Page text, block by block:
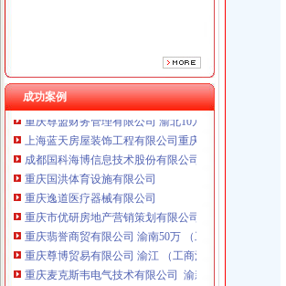
成功案例
重庆晒微科技有限公司 渝南3万 （工商注册）
重庆金品科技有限公司 渝南100万 （进出口权）
重庆尊盟财务管理有限公司 渝北10万 （工商注册）
上海蓝天房屋装饰工程有限公司重庆分公司 渝北 （工
成都国科海博信息技术股份有限公司重庆分公司 渝江
重庆国洪体育设施有限公司
重庆逸道医疗器械有限公司
重庆市优研房地产营销策划有限公司
重庆翡誉商贸有限公司 渝南50万 （工商注册）
重庆尊博贸易有限公司 渝江 （工商注册）
重庆麦克斯韦电气技术有限公司 渝新 （工商注册）
重庆晒微科技有限公司 渝南3万 （工商注册）